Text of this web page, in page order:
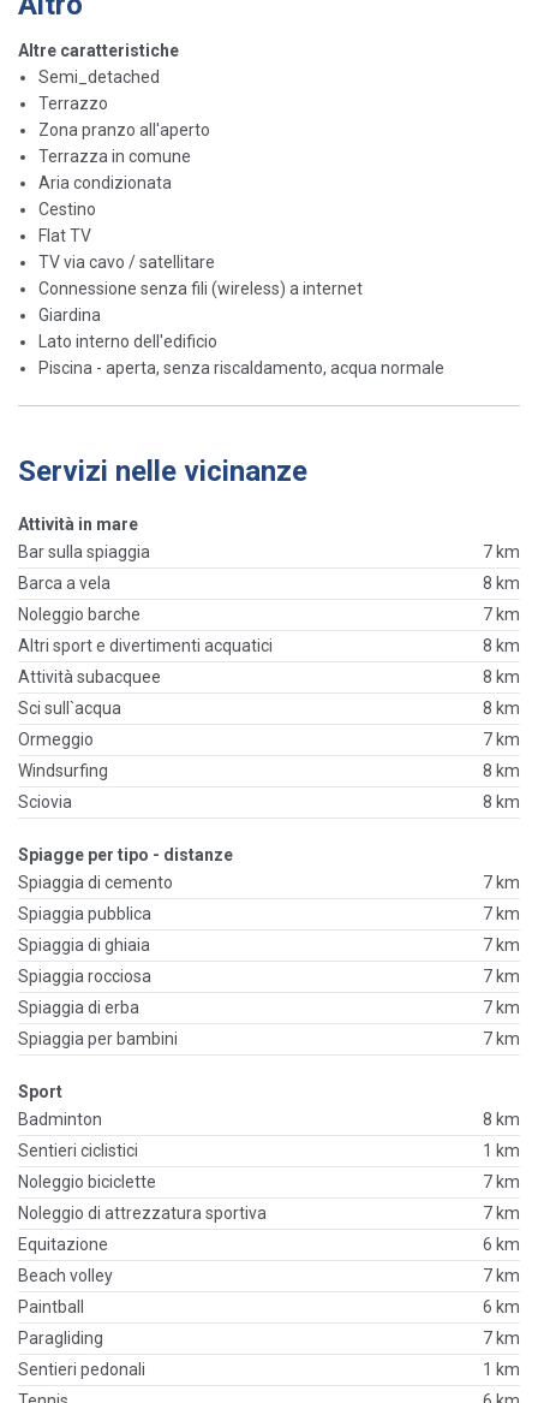
Altre caratteristiche
Semi_detached
Terrazzo
Zona pranzo all'aperto
Terrazza in comune
Aria condizionata
Cestino
Flat TV
TV via cavo / satellitare
Connessione senza fili (wireless) a internet
Giardina
Lato interno dell'edificio
Piscina - aperta, senza riscaldamento, acqua normale
Servizi nelle vicinanze
Attività in mare
Bar sulla spiaggia
7 km
Barca a vela
8 km
Noleggio barche
7 km
Altri sport e divertimenti acquatici
8 km
Attività subacquee
8 km
Sci sull`acqua
8 km
Ormeggio
7 km
Windsurfing
8 km
Sciovia
8 km
Spiagge per tipo - distanze
Spiaggia di cemento
7 km
Spiaggia pubblica
7 km
Spiaggia di ghiaia
7 km
Spiaggia rocciosa
7 km
Spiaggia di erba
7 km
Spiaggia per bambini
7 km
Sport
Badminton
8 km
Sentieri ciclistici
1 km
Noleggio biciclette
7 km
Noleggio di attrezzatura sportiva
7 km
Equitazione
6 km
Beach volley
7 km
Paintball
6 km
Paragliding
7 km
Sentieri pedonali
1 km